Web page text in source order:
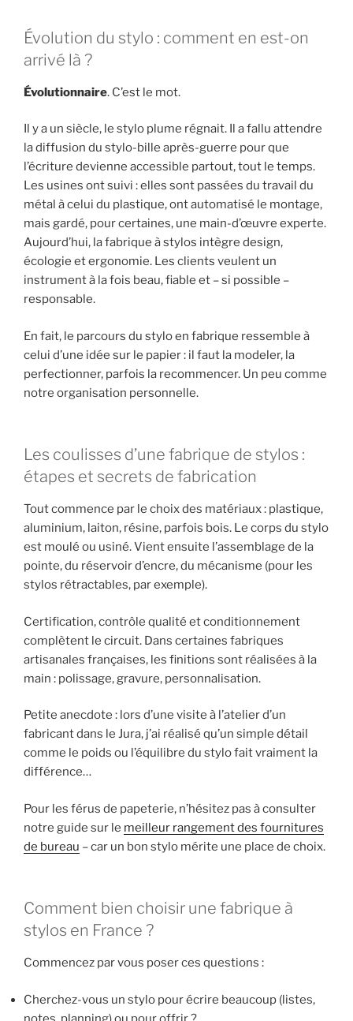
Évolution du stylo : comment en est-on
arrivé là ?
Évolutionnaire. C’est le mot.
Il y a un siècle, le stylo plume régnait. Il a fallu attendre
la diffusion du stylo-bille après-guerre pour que
l’écriture devienne accessible partout, tout le temps.
Les usines ont suivi : elles sont passées du travail du
métal à celui du plastique, ont automatisé le montage,
mais gardé, pour certaines, une main-d’œuvre experte.
Aujourd’hui, la fabrique à stylos intègre design,
écologie et ergonomie. Les clients veulent un
instrument à la fois beau, fiable et – si possible –
responsable.
En fait, le parcours du stylo en fabrique ressemble à
celui d’une idée sur le papier : il faut la modeler, la
perfectionner, parfois la recommencer. Un peu comme
notre organisation personnelle.
Les coulisses d’une fabrique de stylos :
étapes et secrets de fabrication
Tout commence par le choix des matériaux : plastique,
aluminium, laiton, résine, parfois bois. Le corps du stylo
est moulé ou usiné. Vient ensuite l’assemblage de la
pointe, du réservoir d’encre, du mécanisme (pour les
stylos rétractables, par exemple).
Certification, contrôle qualité et conditionnement
complètent le circuit. Dans certaines fabriques
artisanales françaises, les finitions sont réalisées à la
main : polissage, gravure, personnalisation.
Petite anecdote : lors d’une visite à l’atelier d’un
fabricant dans le Jura, j’ai réalisé qu’un simple détail
comme le poids ou l’équilibre du stylo fait vraiment la
différence…
Pour les férus de papeterie, n’hésitez pas à consulter
notre guide sur le meilleur rangement des fournitures
de bureau – car un bon stylo mérite une place de choix.
Comment bien choisir une fabrique à
stylos en France ?
Commencez par vous poser ces questions :
Cherchez-vous un stylo pour écrire beaucoup (listes,